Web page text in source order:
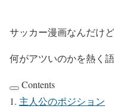
サッカー漫画なんだけ
何がアツいのかを熱く
Contents
主人公のポジション